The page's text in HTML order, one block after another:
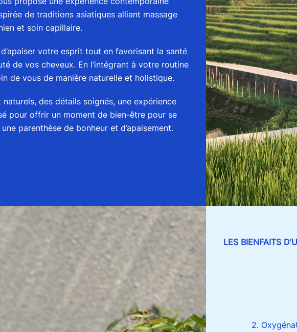
de traditions asiatiques alliant massage
et soin capillaire.
d’apaiser votre esprit tout en favorisant la santé
de vos cheveux. En l’intégrant à votre routine
de vous de manière naturelle et holistique.
des détails soignés, une expérience
pour offrir un moment de bien-être pour se
parenthèse de bonheur et d’apaisement.
LES BIENFAITS
2.